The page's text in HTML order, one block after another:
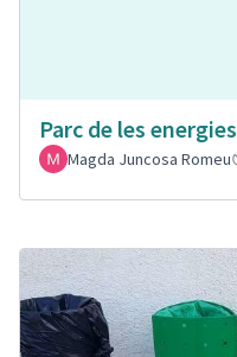
Parc de les energies
Magda Juncosa Romeu